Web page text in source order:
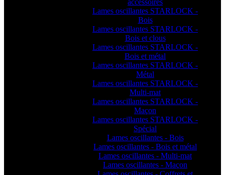
accessoires
Lames oscillantes STARLOCK -
Bois
Lames oscillantes STARLOCK -
Bois et clous
Lames oscillantes STARLOCK -
Bois et métal
Lames oscillantes STARLOCK -
Métal
Lames oscillantes STARLOCK -
Multi-mat
Lames oscillantes STARLOCK -
Maçon
Lames oscillantes STARLOCK -
Spécial
Lames oscillantes - Bois
Lames oscillantes - Bois et métal
Lames oscillantes - Multi-mat
Lames oscillantes - Maçon